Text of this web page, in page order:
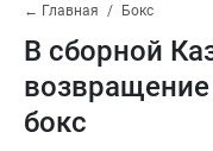
← Главная Бокс
В сборной
бокс